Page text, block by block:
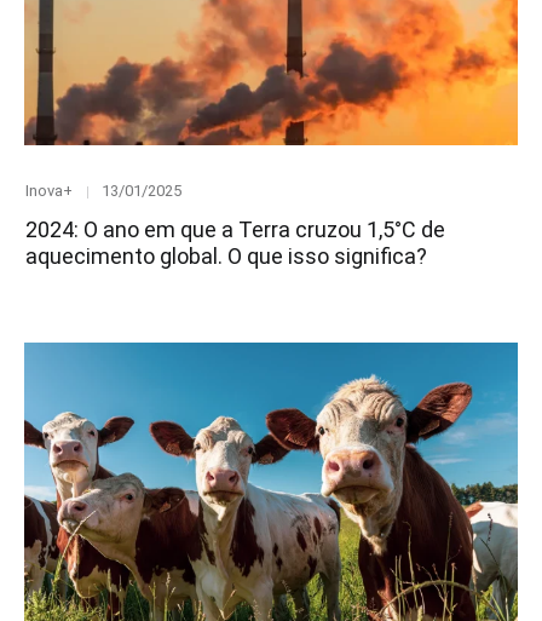
Category
Inova+
Posted
13/01/2025
2024: O ano em que a Terra cruzou 1,5°C de
aquecimento global. O que isso significa?